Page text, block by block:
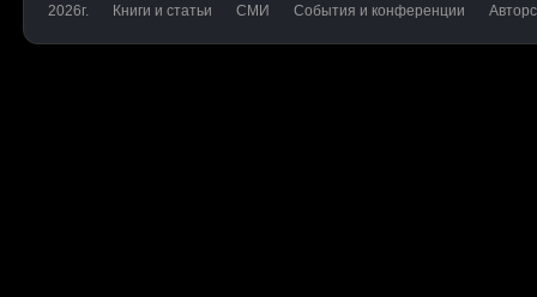
2026г. Книги и статьи СМИ События и конференции